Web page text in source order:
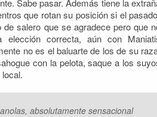
Sabe pasar. Además tiene la
que rotan su posición si el
salero que se agradece pero que
correcta, aún con
no es el baluarte de los de su
con la pelota, saque a los
absolutamente sensacional